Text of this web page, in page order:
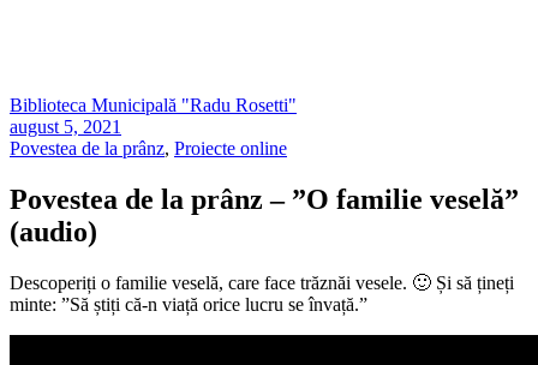
Biblioteca Municipală "Radu Rosetti"
august 5, 2021
Povestea de la prânz, Proiecte online
Povestea de la prânz – ”O familie veselă”
(audio)
Descoperiți o familie veselă, care face trăznăi vesele. 🙂 Și să țineți
minte: ”Să știți că-n viață orice lucru se învață.”